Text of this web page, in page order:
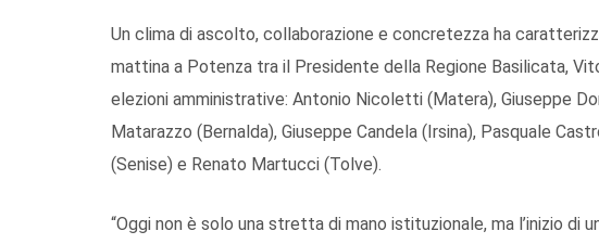
Un clima di ascolto, collaborazione e concretezza ha
mattina a Potenza tra il Presidente della Regione Basilicata,
elezioni amministrative: Antonio Nicoletti (Matera), Giuseppe
Matarazzo (Bernalda), Giuseppe Candela (Irsina), Pasquale
(Senise) e Renato Martucci (Tolve).
“Oggi non è solo una stretta di mano istituzionale, ma l’inizio di